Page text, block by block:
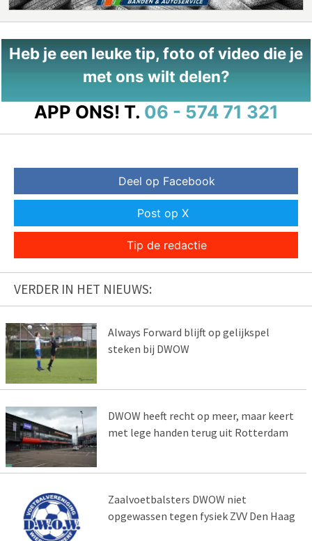
Heb je een leuke tip, foto of video die je
met ons wilt delen?
APP ONS! T. 06 - 574 71 321
Deel op Facebook
Post op X
Tip de redactie
VERDER IN HET NIEUWS:
Always Forward blijft op gelijkspel
steken bij DWOW
DWOW heeft recht op meer, maar keert
met lege handen terug uit Rotterdam
Zaalvoetbalsters DWOW niet
opgewassen tegen fysiek ZVV Den Haag